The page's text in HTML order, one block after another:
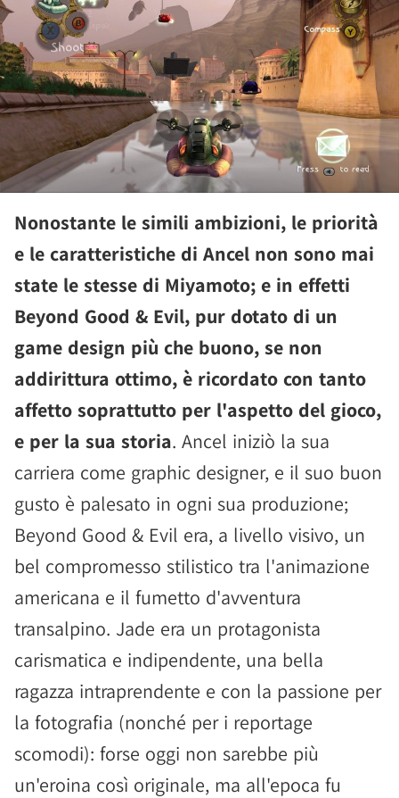
Nonostante le simili ambizioni, le priorità
e le caratteristiche di Ancel non sono mai
state le stesse di Miyamoto; e in effetti
Beyond Good & Evil, pur dotato di un
game design più che buono, se non
addirittura ottimo, è ricordato con tanto
affetto soprattutto per l'aspetto del gioco,
e per la sua storia. Ancel iniziò la sua
carriera come graphic designer, e il suo buon
gusto è palesato in ogni sua produzione;
Beyond Good & Evil era, a livello visivo, un
bel compromesso stilistico tra l'animazione
americana e il fumetto d'avventura
transalpino. Jade era un protagonista
carismatica e indipendente, una bella
ragazza intraprendente e con la passione per
la fotografia (nonché per i reportage
scomodi): forse oggi non sarebbe più
un'eroina così originale, ma all'epoca fu